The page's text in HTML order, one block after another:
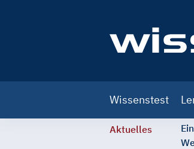
navigation
Wissenstest
Aktuelles